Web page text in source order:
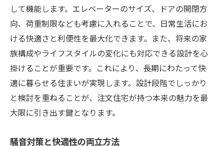
して機能します。エレベーターのサイズ、ドアの開閉方
向、荷重制限なども考慮に入れることで、日常生活にお
ける快適さと利便性を最大化できます。また、将来の家
族構成やライフスタイルの変化にも対応できる設計を心
掛けることが重要です。これにより、長期にわたって快
適に暮らせる住まいが実現します。設計段階でしっかり
と検討を重ねることが、注文住宅が持つ本来の魅力を最
大限に引き出す鍵となります。
騒音対策と快適性の両立方法